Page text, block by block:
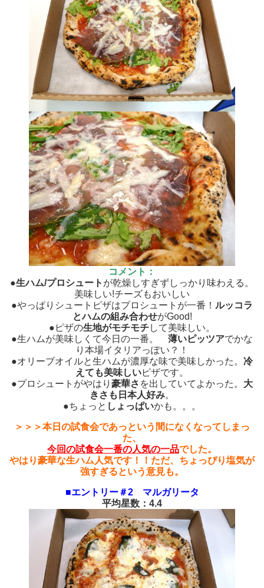
コメント：
●生ハム/プロシュート が乾燥しすぎずしっかり味わえる。
美味しい!チーズもおいしい
●やっぱりシュートピザはプロシュートが一番！ ルッコラ
とハムの組み合わせがGood!
●ピザの生地がモチモチして美味しい。
●生ハムが美味しくて今日の一番。 薄いピッツアでかな
り本場イタリアっぽい？！
●オリーブオイルと生ハムが濃厚な味で美味しかった。 冷
えても美味しいピザです。
●プロシュートがやはり 豪華さ を出していてよかった。 大
きさも日本人好み。
●ちょっと しょっぱいかも。。。
＞＞＞本日の試食会であっという間になくなってしまっ
た、
今回の試食会一番の人気の一品でした。
やはり豪華な生ハム人気です！！ただ、ちょっぴり塩気が
強すぎるという意見も。
■エントリー＃2 マルガリータ
平均星数：4.4